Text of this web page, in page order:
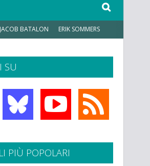
JACOB BATALON ERIK SOMMERS
SU
PIÙ POPOLARI